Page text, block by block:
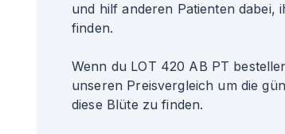
und hilf anderen Patienten
finden.
Wenn du LOT 420 AB PT
unseren Preisvergleich um die
diese Blüte zu finden.